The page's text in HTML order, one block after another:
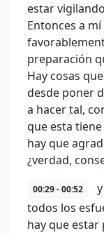
estar
Entonces a
preparación
Hay cosas
desde poner
a hacer tal,
que esta
hay que
¿verdad,
00:29 - 00:52
todos los
hay que estar